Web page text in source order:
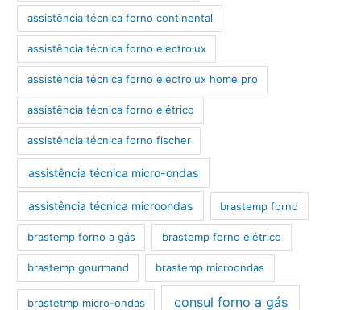
assistência técnica forno continental
assistência técnica forno electrolux
assistência técnica forno electrolux home pro
assistência técnica forno elétrico
assistência técnica forno fischer
assistência técnica micro-ondas
assistência técnica microondas brastemp forno
brastemp forno a gás brastemp forno elétrico
brastemp gourmand brastemp microondas
brastetmp micro-ondas consul forno a gás